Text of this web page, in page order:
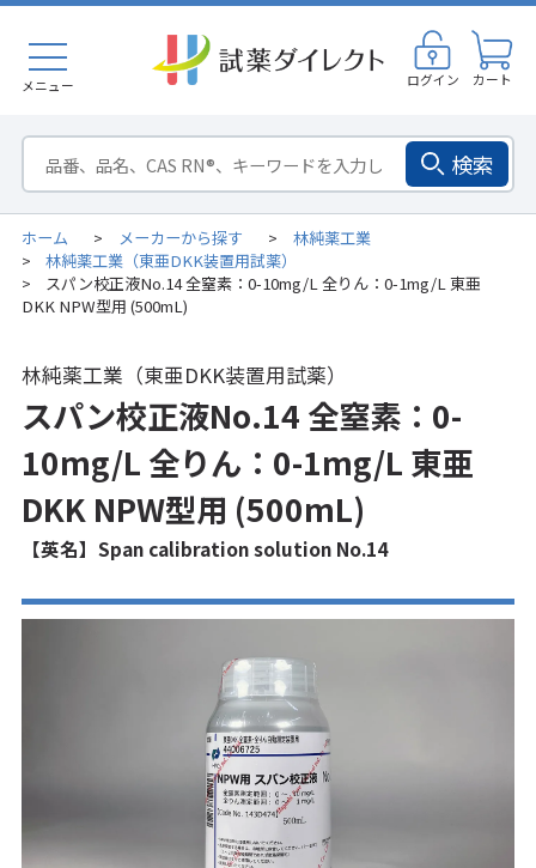
メニュー ログイン カート
検索
ホーム > メーカーから探す > 林純薬工業
> 林純薬工業（東亜DKK装置用試薬）
>
スパン校正液No.14 全窒素：0-10mg/L 全りん：0-1mg/L 東亜
DKK NPW型用 (500mL)
林純薬工業（東亜DKK装置用試薬）
スパン校正液No.14 全窒素：0-
10mg/L 全りん：0-1mg/L 東亜
DKK NPW型用 (500mL)
【英名】Span calibration solution No.14